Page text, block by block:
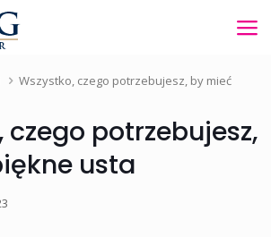
Wszystko, czego potrzebujesz, by mieć
czego potrzebujesz,
usta